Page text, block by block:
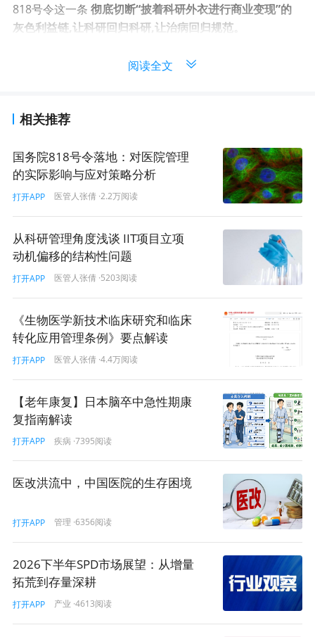
818号令这一条 彻底切断“披着科研外衣进行商业变现”的
灰色利益链,让科研回归科研,让治病回归规范。
二、如何理解“不得收费”
《条例》中所指的“与临床研究有关的费用”，主要包括以下
三类：
养、基因编辑试剂等新型生物制品的生产、提取和制备费
用。 研究特异性检查检验费：为了评估该新技术 安全
性、有效性，而根据临床研究方案额外增加的检查。例如
频繁的细胞因子检测、特定的基因测序、超出常规频次的
PET-CT等。不良反应与损害治疗费：根据《条例》第二十
七条，若研究导致受试者健康受损，其救治和治疗费用同
样不能由患者承担，应由发起机构（或有过错的研究机
构）承担。
既然不能向受试者收费，这笔巨大的开支由谁承担？
企业发起的临床研究（IST）
： 由申办方（企业）全额资
助，不能转嫁给医院或患者。
： 必须由临床研
究机构通过政府科研财政拨款、医院自有科研基金或合规
的第三方慈善捐赠 来覆盖。
3. 合理的收费边界在哪里？
常规诊疗费（Standard of Care, SOC）是否可以收取？
这是一个实操中的关键痛点。
通常情况下，如果受试者在
研究期间，接受的是其自身疾病所必须的标准治疗、基础
相关推荐
国务院818号令落地：对医院管理
的实际影响与应对策略分析
打开APP 医管人张倩 ·2.2万阅读
从科研管理角度浅谈 IIT项目立项
动机偏移的结构性问题
打开APP 医管人张倩 ·5203阅读
《生物医学新技术临床研究和临床
转化应用管理条例》要点解读
打开APP 医管人张倩 ·4.4万阅读
【老年康复】日本脑卒中急性期康
复指南解读
打开APP 疾病 ·7395阅读
医改洪流中，中国医院的生存困境
打开APP 管理 ·6356阅读
2026下半年SPD市场展望：从增量
拓荒到存量深耕
打开APP 产业 ·4613阅读